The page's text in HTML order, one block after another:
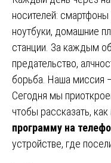
носителей:
ноутбуки, домашние
станции. За каждым
предательство,
борьба. Наша миссия
Сегодня мы
чтобы рассказать,
программу на
устройстве, где